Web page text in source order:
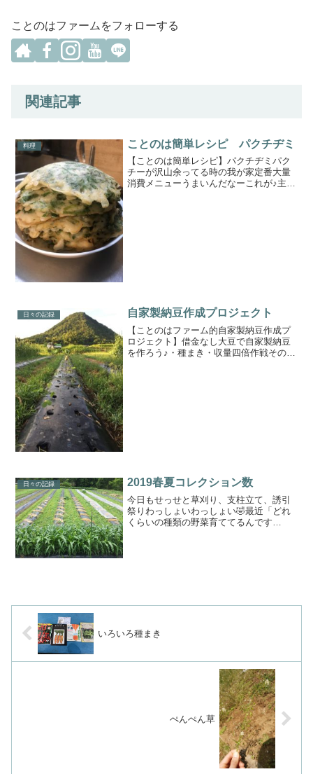
ことのはファームをフォローする
関連記事
料理 ことのは簡単レシピ パクチヂミ
【ことのは簡単レシピ】パクチヂミパク
チーが沢山余ってる時の我が家定番大量
消費メニューうまいんだなーこれが♪主な
日々の記録 自家製納豆作成プロジェクト
【ことのはファーム的自家製納豆作成プ
ロジェクト】借金なし大豆で自家製納豆
を作ろう♪・種まき・収量四倍作戦その
日々の記録 2019春夏コレクション数
今日もせっせと草刈り、支柱立て、誘引
祭りわっしょいわっしょい🤣最近「どれ
くらいの種類の野菜育ててるんです
いろいろ種まき
ぺんぺん草